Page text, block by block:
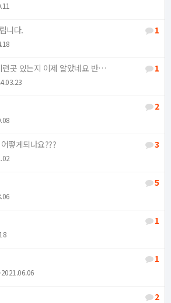
1
니다.
1
런곳 있는지 이제 알았네요 반…
2
3
떻게되나요???
5
1
1
2021.06.06
2